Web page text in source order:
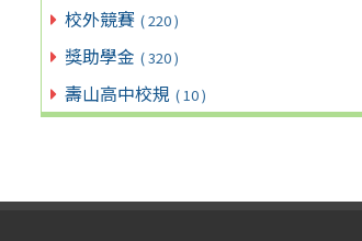
校外競賽 ( 220 )
獎助學金 ( 320 )
壽山高中校規 ( 10 )